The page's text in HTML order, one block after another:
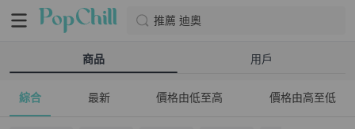
推薦 迪奧
商品 用戶
綜合 最新 價格由低至高 價格由高至低